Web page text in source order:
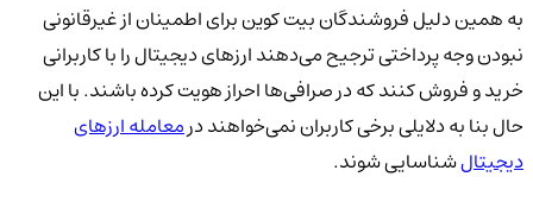
به همین دلیل فروشندگان بیت کوین برای اطمینان از غیرقانونی
نبودن وجه پرداختی ترجیح می‌دهند ارزهای دیجیتال را با کاربرانی
خرید و فروش کنند که در صرافی‌ها احراز هویت کرده باشند. با این
حال بنا به دلایلی برخی کاربران نمی‌خواهند درمعامله ارزهای
دیجیتالشناسایی شوند.